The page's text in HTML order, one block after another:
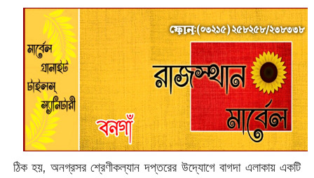
ঠিক হয়, অনগ্রসর শ্রেণীকল্যান দপ্তরের উদ্যোগে বাগদা এলাকায় একটি